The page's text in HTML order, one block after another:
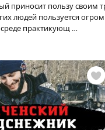
приносит пользу своим
людей пользуется
практикующ …